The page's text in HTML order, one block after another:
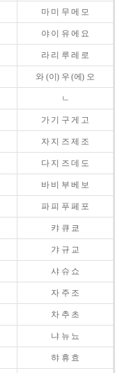
마 미 무 메 모
야 이 유 에 요
라 리 루 레 로
와 (이) 우 (에) 오
ㄴ
가 기 구 게 고
자 지 즈 제 조
다 지 즈 데 도
바 비 부 베 보
파 피 푸 페 포
캬 큐 쿄
갸 규 교
샤 슈 쇼
자 주 조
차 추 초
냐 뉴 뇨
햐 휴 효